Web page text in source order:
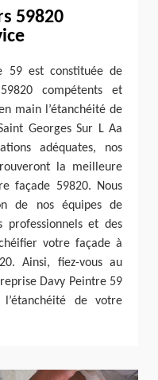
59820
59 est constituée de
compétents et
main l’étanchéité de
Georges Sur L Aa
adéquates, nos
la meilleure
façade 59820. Nous
de nos équipes de
professionnels et des
votre façade à
Ainsi, fiez-vous au
Davy Peintre 59
de votre